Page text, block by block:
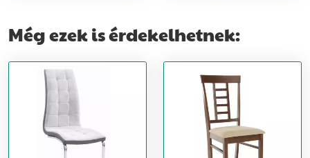
Még ezek is érdekelhetnek: